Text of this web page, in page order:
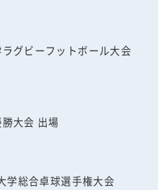
グビーフットボール大会
大会 出場
学総合卓球選手権大会